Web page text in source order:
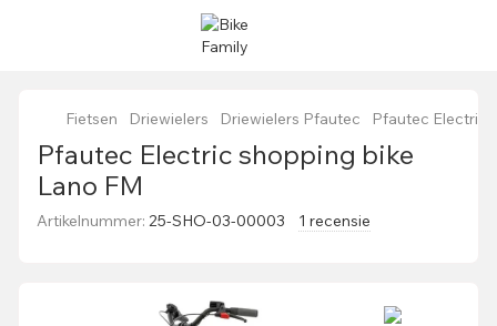
Fietsen Driewielers Driewielers Pfautec Pfautec Electric
Pfautec Electric shopping bike
Lano FM
Artikelnummer: 25-SHO-03-00003 1 recensie